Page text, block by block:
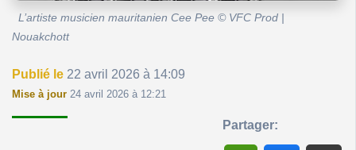
L’artiste musicien mauritanien Cee Pee © VFC Prod |
Nouakchott
Publié le 22 avril 2026 à 14:09
Mise à jour 24 avril 2026 à 12:21
Partager: